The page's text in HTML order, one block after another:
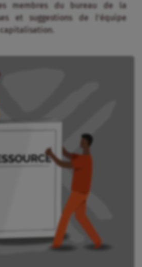
membres du bureau de la
et suggestions de l’équipe